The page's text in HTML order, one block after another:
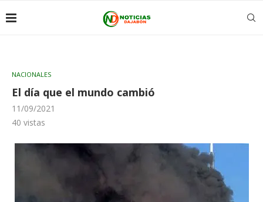
NACIONALES
El día que el mundo cambió
11/09/2021
40 vistas